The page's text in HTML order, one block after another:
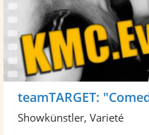
Showkünstler, Varieté